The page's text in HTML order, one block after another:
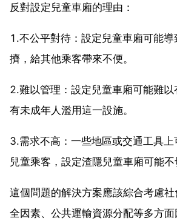
反對設定兒童車廂的理由：
1.不公平對待：設定兒童車廂可能
擠，給其他乘客帶來不便。
2.難以管理：設定兒童車廂可能難
有未成年人濫用這一設施。
3.需求不高：一些地區或交通工具
兒童乘客，設定渣隱兒童車廂可能不
這個問題的解決方案應該綜合考慮
全因素、公共運輸資源分配等多方